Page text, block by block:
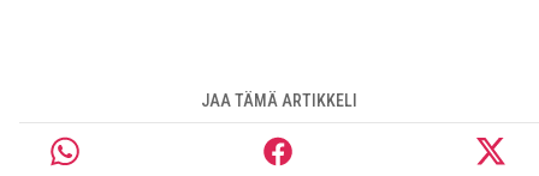
JAA TÄMÄ ARTIKKELI